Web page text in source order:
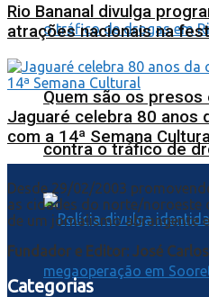
Quem são os
contra o tráfico de
Rio Bananal divulga
atrações nacionais na
Jaguaré celebra 80 anos
com a 14ª Semana
Desde 29/02/2003
as cidades do norte/noroeste
de um jornalismo abrangente
Fundador e Editor: José
Categorias